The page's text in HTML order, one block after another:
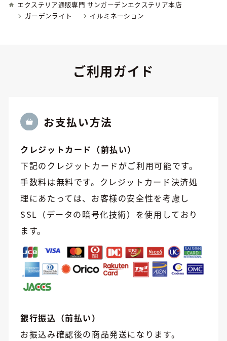
エクステリア通販専門 サンガーデンエクステリア本店
ガーデンライト
イルミネーション
ご利用ガイド
お⽀払い方法
クレジットカード（前払い）
下記のクレジットカードがご利用可能です。
手数料は無料です。クレジットカード決済処
理にあたっては、お客様の安全性を考慮し
SSL（データの暗号化技術）を使用しており
ます。
銀行振込（前払い）
お振込み確認後の商品発送になります。